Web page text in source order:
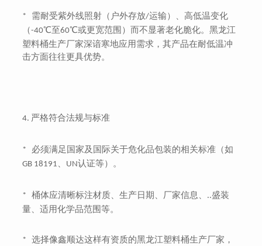
* 需耐受紫外线照射（户外存放/运输）、高低温变化
（-40℃至60℃或更宽范围）而不显著老化脆化。黑龙江
塑料桶生产厂家深谙寒地应用需求，其产品在耐低温冲
击方面往往更具优势。
4. 严格符合法规与标准
*必须满足国家及国际关于危化品包装的相关标准（如
GB 18191 UN认证等）。
*桶体应清晰标注材质、生产日期、厂家信息、..盛装
量、适用化学品范围等。
*选择像鑫顺达这样有资质的黑龙江塑料桶生产厂家，